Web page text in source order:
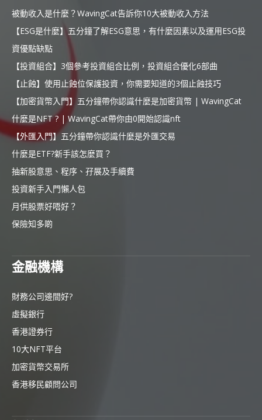
被動收入是什麼？WavingCat告訴你10大被動收入方法
【ESG是什麼】五分鐘了解ESG意思，有什麼因素以及運用ESG投
資優點缺點
【投資組合】3個參考投資組合比例，投資組合優化6部曲
【止蝕】使用止蝕位保護投資，你需要知道的3個止蝕技巧
【加密貨幣入門】五分鐘帶你認識什麼是加密貨幣 | WavingCat
什麼是NFT ? | WavingCat帶你由0開始認識nft
【外匯入門】五分鐘帶你認識什麼是外匯交易
什麼是ETF?新手該怎麼買？
抽新股意思、程序、孖展及手續費
投資新手入門懶人包
月供股票好唔好？
保險知多啲
金融機構
財務公司邊間好?
虛擬銀行
香港證券行
10大NFT平台
加密貨幣交易所
香港移民顧問公司